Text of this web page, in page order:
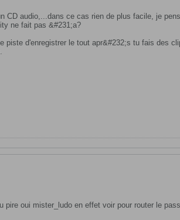
CD audio,...dans ce cas rien de plus facile, je
ne fait pas &#231;a?
d'enregistrer le tout apr&#232;s tu fais des
pire oui mister_ludo en effet voir pour router le